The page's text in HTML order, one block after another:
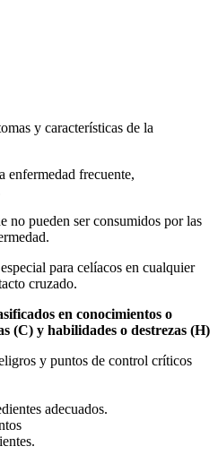
y características de la
enfermedad frecuente,
no pueden ser consumidos por las
para celíacos en cualquier
cruzado.
en conocimientos o
(C) y habilidades o destrezas (H)
y puntos de control críticos
adecuados.